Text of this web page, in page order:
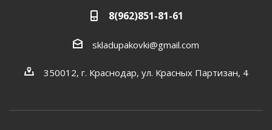
8(962)851-81-61
skladupakovki@gmail.com
350012, г. Краснодар, ул. Красных Партизан, 4